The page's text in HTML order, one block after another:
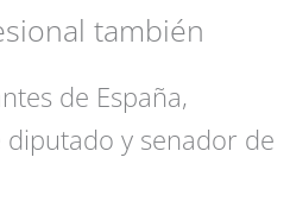
también
de España,
diputado y senador de